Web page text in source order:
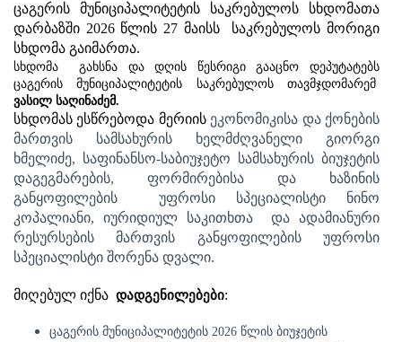
ცაგერის მუნიციპალიტეტის საკრებულოს
სხდომათა
დარბაზში 2026 წლის 27 მაისს საკრებულოს მორიგი
სხდომა გაიმართა.
სხდომაგახსნა და დღის წესრიგი გააცნო
დეპუტატებს
ცაგერის
მუნიციპალიტეტის საკრებულოს
თავმჯდომარემ
ვასილ საღინაძემ.
სხდომას ესწრებოდა მერიის ეკონომიკისა და ქონების
მართვის
სამსახურის ხელმძღვანელი გიორგი
ხმელიძე, საფინანსო-საბიუჯეტო სამსახურის ბიუჯეტის
დაგეგმარების, ფორმირებისა და ხაზინის
განყოფილების უფროსი სპეციალისტი ნინო
კოპალიანი, იურიდიულ საკითხთა და ადამიანური
რესურსების
მართვის განყოფილების
უფროსი
სპეციალისტი შორენა დვალი.
მიღებულ იქნა დადგენილებები:
ცაგერის მუნიციპალიტეტის 2026 წლის ბიუჯეტის